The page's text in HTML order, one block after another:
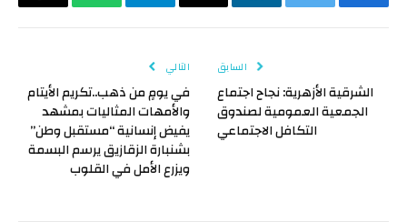
فيسبوكتويتر لينكدإن البريد
تيلقرام واتسابCopy
السابق
الشرقية الأزهرية: نجاح اجتماع
الجمعية العمومية لصندوق
التكافل الاجتماعي
التالي
في يومٍ من ذهب..تكريم الأيتام
والأمهات المثاليات بمشهد
يفيض إنسانية “مستقبل وطن”
بشنبارة الزقازيق يرسم البسمة
ويزرع الأمل في القلوب